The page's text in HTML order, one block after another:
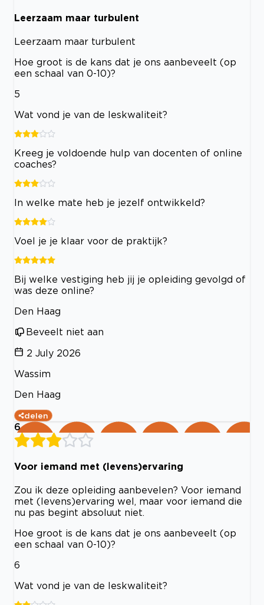
Leerzaam maar turbulent
Leerzaam maar turbulent
Hoe groot is de kans dat je ons aanbeveelt (op
een schaal van 0-10)?
5
Wat vond je van de leskwaliteit?
Kreeg je voldoende hulp van docenten of online
coaches?
In welke mate heb je jezelf ontwikkeld?
Voel je je klaar voor de praktijk?
Bij welke vestiging heb jij je opleiding gevolgd of
was deze online?
Den Haag
Beveelt niet aan
2 July 2026
Wassim
Den Haag
delen
6
Voor iemand met (levens)ervaring
Zou ik deze opleiding aanbevelen? Voor iemand
met (levens)ervaring wel, maar voor iemand die
nu pas begint absoluut niet.
Hoe groot is de kans dat je ons aanbeveelt (op
een schaal van 0-10)?
6
Wat vond je van de leskwaliteit?